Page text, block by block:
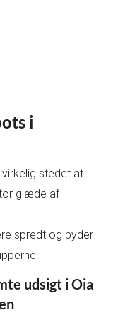
i
stedet at
glæde af
spredt og byder
udsigt i Oia